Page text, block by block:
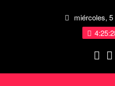
miércoles,